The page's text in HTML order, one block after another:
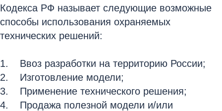
Кодекса РФ называет следующие возможные
способы использования охраняемых
технических решений:
Ввоз разработки на территорию России;
Изготовление модели;
Применение технического решения;
Продажа полезной модели и/или